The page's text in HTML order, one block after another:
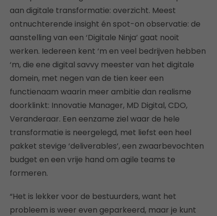
aan digitale transformatie: overzicht. Meest
ontnuchterende insight én spot-on observatie: de
aanstelling van een ‘Digitale Ninja’ gaat nooit
werken. Iedereen kent ‘m en veel bedrijven hebben
‘m, die ene digital savvy meester van het digitale
domein, met negen van de tien keer een
functienaam waarin meer ambitie dan realisme
doorklinkt: Innovatie Manager, MD Digital, CDO,
Veranderaar. Een eenzame ziel waar de hele
transformatie is neergelegd, met liefst een heel
pakket stevige ‘deliverables’, een zwaarbevochten
budget en een vrije hand om agile teams te
formeren.
“Het is lekker voor de bestuurders, want het
probleem is weer even geparkeerd, maar je kunt